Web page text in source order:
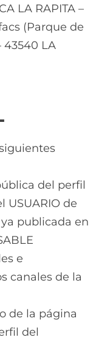
LA RAPITA –
(Parque de
43540 LA
del perfil
USUARIO de
publicada en
e
canales de la
de la página
del